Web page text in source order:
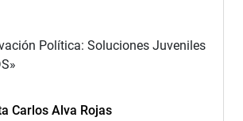
Política: Soluciones Juveniles
Carlos Alva Rojas